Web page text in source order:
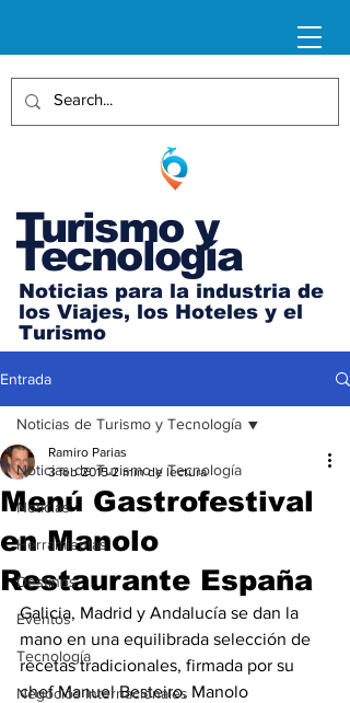
Turismo y
Tecnología
Noticias para la industria de
los Viajes, los Hoteles y el
Turismo
Entrada
Noticias de Turismo y Tecnología
Noticias
Herramientas
Destinos
Eventos
Tecnología
Negocios Internacionales
Noticias de Turismo y Tecnología
Menú Gastrofestival
en Manolo
Restaurante España
Ramiro Parias
3 feb 2015 2 min de lectura
Galicia, Madrid y Andalucía se dan la
mano en una equilibrada selección de
recetas tradicionales, firmada por su
chef Manuel Besteiro. Manolo